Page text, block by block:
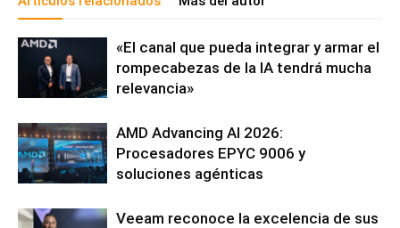
«El canal que pueda integrar y armar el
rompecabezas de la IA tendrá mucha
relevancia»
AMD Advancing AI 2026:
Procesadores EPYC 9006 y
soluciones agénticas
Veeam reconoce la excelencia de sus